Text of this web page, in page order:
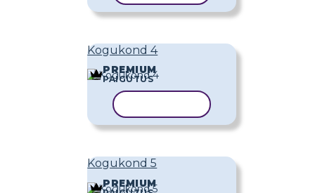
Kogukond 4
PREMIUM
PAIGUTUS
Kogukond 5
PREMIUM